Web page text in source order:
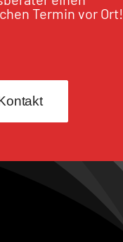
Termin vor Ort!